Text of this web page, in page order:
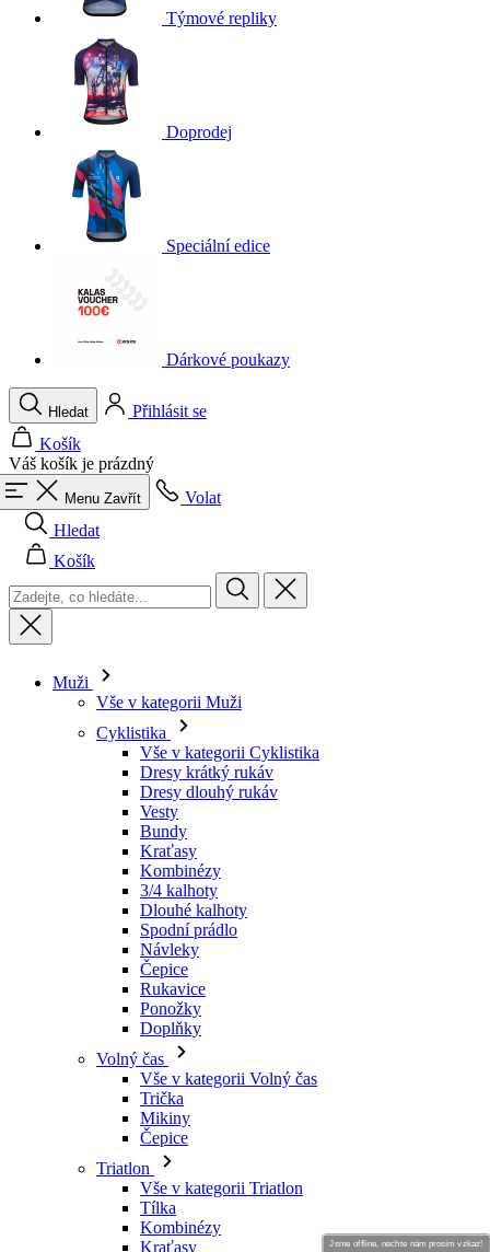
Týmové repliky
Doprodej
Speciální edice
Dárkové poukazy
Hledat
Přihlásit se
Košík
Váš košík je prázdný
Menu Zavřít
Volat
Hledat
Košík
Muži
Vše v kategorii Muži
Cyklistika
Vše v kategorii Cyklistika
Dresy krátký rukáv
Dresy dlouhý rukáv
Vesty
Bundy
Kraťasy
Kombinézy
3/4 kalhoty
Dlouhé kalhoty
Spodní prádlo
Návleky
Čepice
Rukavice
Ponožky
Doplňky
Volný čas
Vše v kategorii Volný čas
Trička
Mikiny
Čepice
Triatlon
Vše v kategorii Triatlon
Tílka
Kombinézy
Kraťasy
Jsme offline, nechte nám prosím vzkaz!